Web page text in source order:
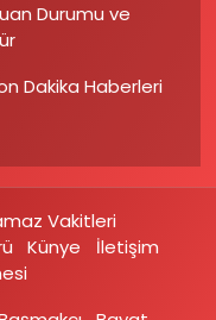
Durumu ve
Dakika Haberleri
Vakitleri
Künye
İletişim